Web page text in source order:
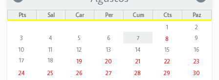
Pts Sal Çar Per Cum Cts
Paz
1
2
3
4 5 6 7 8
9
10
11 12 13 14 15
16
17
18 19 20 21 22
23
24
25 26 27 28 29
30